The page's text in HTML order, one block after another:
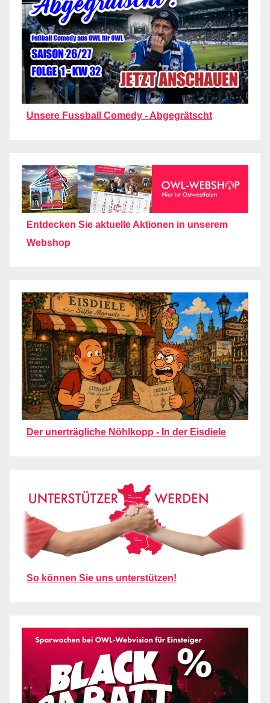
Unsere Fussball Comedy - Abgegrätscht
Entdecken Sie aktuelle Aktionen in unserem
Webshop
Der unerträgliche Nöhlkopp - In der Eisdiele
So können Sie uns unterstützen!